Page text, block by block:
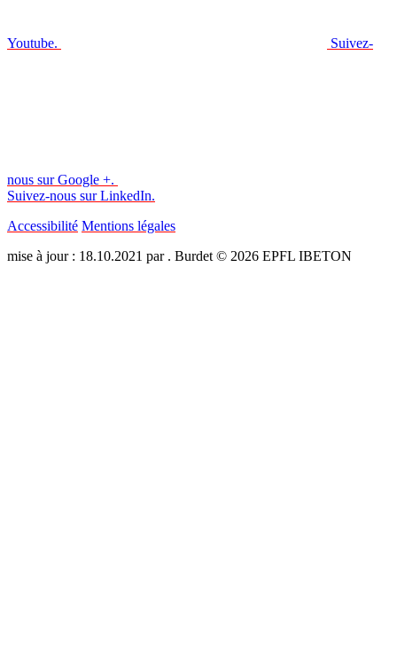
Youtube. Suivez-
nous sur Google +.
Suivez-nous sur LinkedIn.
Accessibilité Mentions légales
mise à jour : 18.10.2021 par . Burdet © 2026 EPFL IBETON